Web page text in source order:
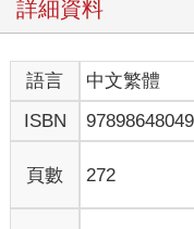
詳細資料
語言 中文繁體
ISBN
頁數 272